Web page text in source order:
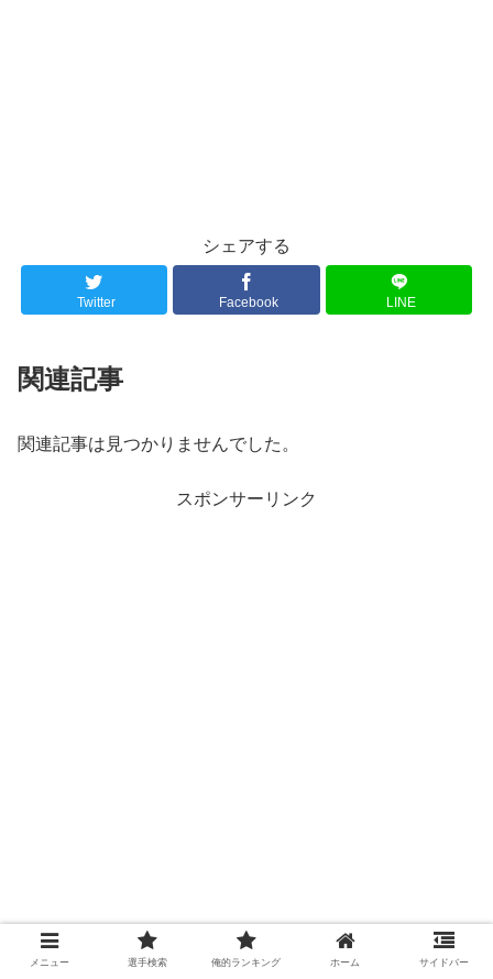
シェアする
Twitter Facebook LINE
関連記事
関連記事は見つかりませんでした。
スポンサーリンク
メニュー 選手検索 俺的ランキング ホーム サイドバー